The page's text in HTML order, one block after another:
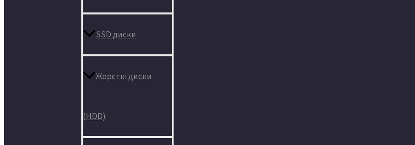
SSD диски
Жорсткі диски
(HDD)